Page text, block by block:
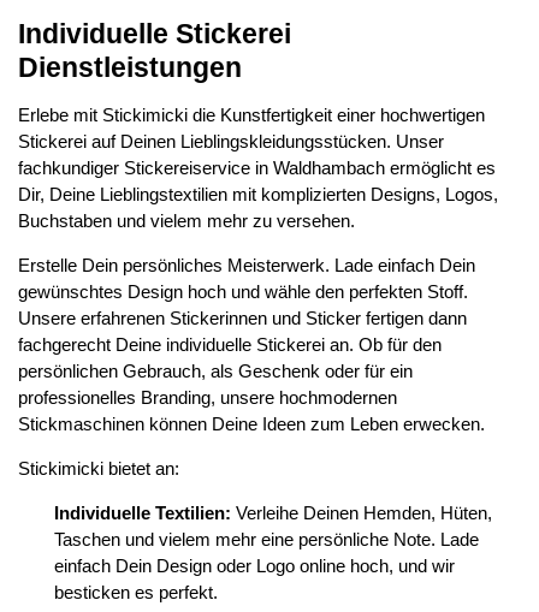
Individuelle Stickerei
Dienstleistungen
Erlebe mit Stickimicki die Kunstfertigkeit einer hochwertigen
Stickerei auf Deinen Lieblingskleidungsstücken. Unser
fachkundiger Stickereiservice in Waldhambach ermöglicht es
Dir, Deine Lieblingstextilien mit komplizierten Designs, Logos,
Buchstaben und vielem mehr zu versehen.
Erstelle Dein persönliches Meisterwerk. Lade einfach Dein
gewünschtes Design hoch und wähle den perfekten Stoff.
Unsere erfahrenen Stickerinnen und Sticker fertigen dann
fachgerecht Deine individuelle Stickerei an. Ob für den
persönlichen Gebrauch, als Geschenk oder für ein
professionelles Branding, unsere hochmodernen
Stickmaschinen können Deine Ideen zum Leben erwecken.
Stickimicki bietet an:
Individuelle Textilien: Verleihe Deinen Hemden, Hüten,
Taschen und vielem mehr eine persönliche Note. Lade
einfach Dein Design oder Logo online hoch, und wir
besticken es perfekt.